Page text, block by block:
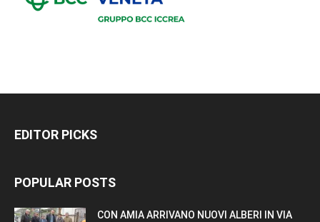
EDITOR PICKS
POPULAR POSTS
CON AMIA ARRIVANO NUOVI ALBERI IN VIA